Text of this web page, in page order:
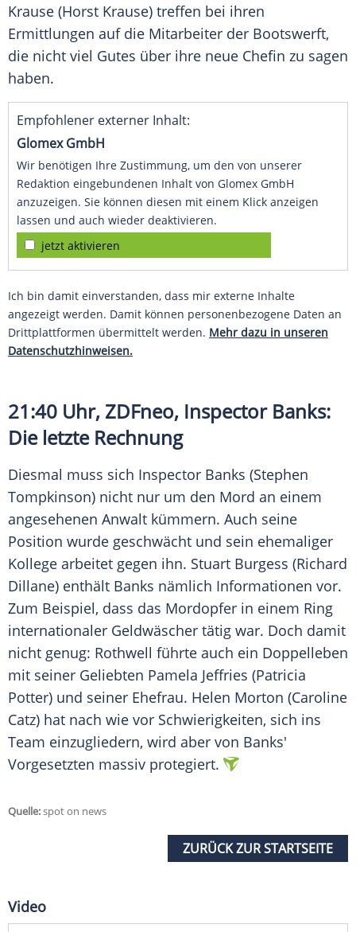
Krause (Horst Krause) treffen bei ihren
Ermittlungen auf die Mitarbeiter der Bootswerft,
die nicht viel Gutes über ihre neue Chefin zu sagen
haben.
Empfohlener externer Inhalt:
Glomex GmbH
Wir benötigen Ihre Zustimmung, um den von unserer
Redaktion eingebundenen Inhalt von Glomex GmbH
anzuzeigen. Sie können diesen mit einem Klick anzeigen
lassen und auch wieder deaktivieren.
jetzt aktivieren
Ich bin damit einverstanden, dass mir externe Inhalte
angezeigt werden. Damit können personenbezogene Daten an
Drittplattformen übermittelt werden. Mehr dazu in unseren
Datenschutzhinweisen.
21:40 Uhr, ZDFneo, Inspector Banks:
Die letzte Rechnung
Diesmal muss sich Inspector Banks (Stephen
Tompkinson) nicht nur um den Mord an einem
angesehenen Anwalt kümmern. Auch seine
Position wurde geschwächt und sein ehemaliger
Kollege arbeitet gegen ihn. Stuart Burgess (Richard
Dillane) enthält Banks nämlich Informationen vor.
Zum Beispiel, dass das Mordopfer in einem Ring
internationaler Geldwäscher tätig war. Doch damit
nicht genug: Rothwell führte auch ein Doppelleben
mit seiner Geliebten Pamela Jeffries (Patricia
Potter) und seiner Ehefrau. Helen Morton (Caroline
Catz) hat nach wie vor Schwierigkeiten, sich ins
Team einzugliedern, wird aber von Banks'
Vorgesetzten massiv protegiert.
Quelle:spot on news
ZURÜCK ZUR STARTSEITE
Video